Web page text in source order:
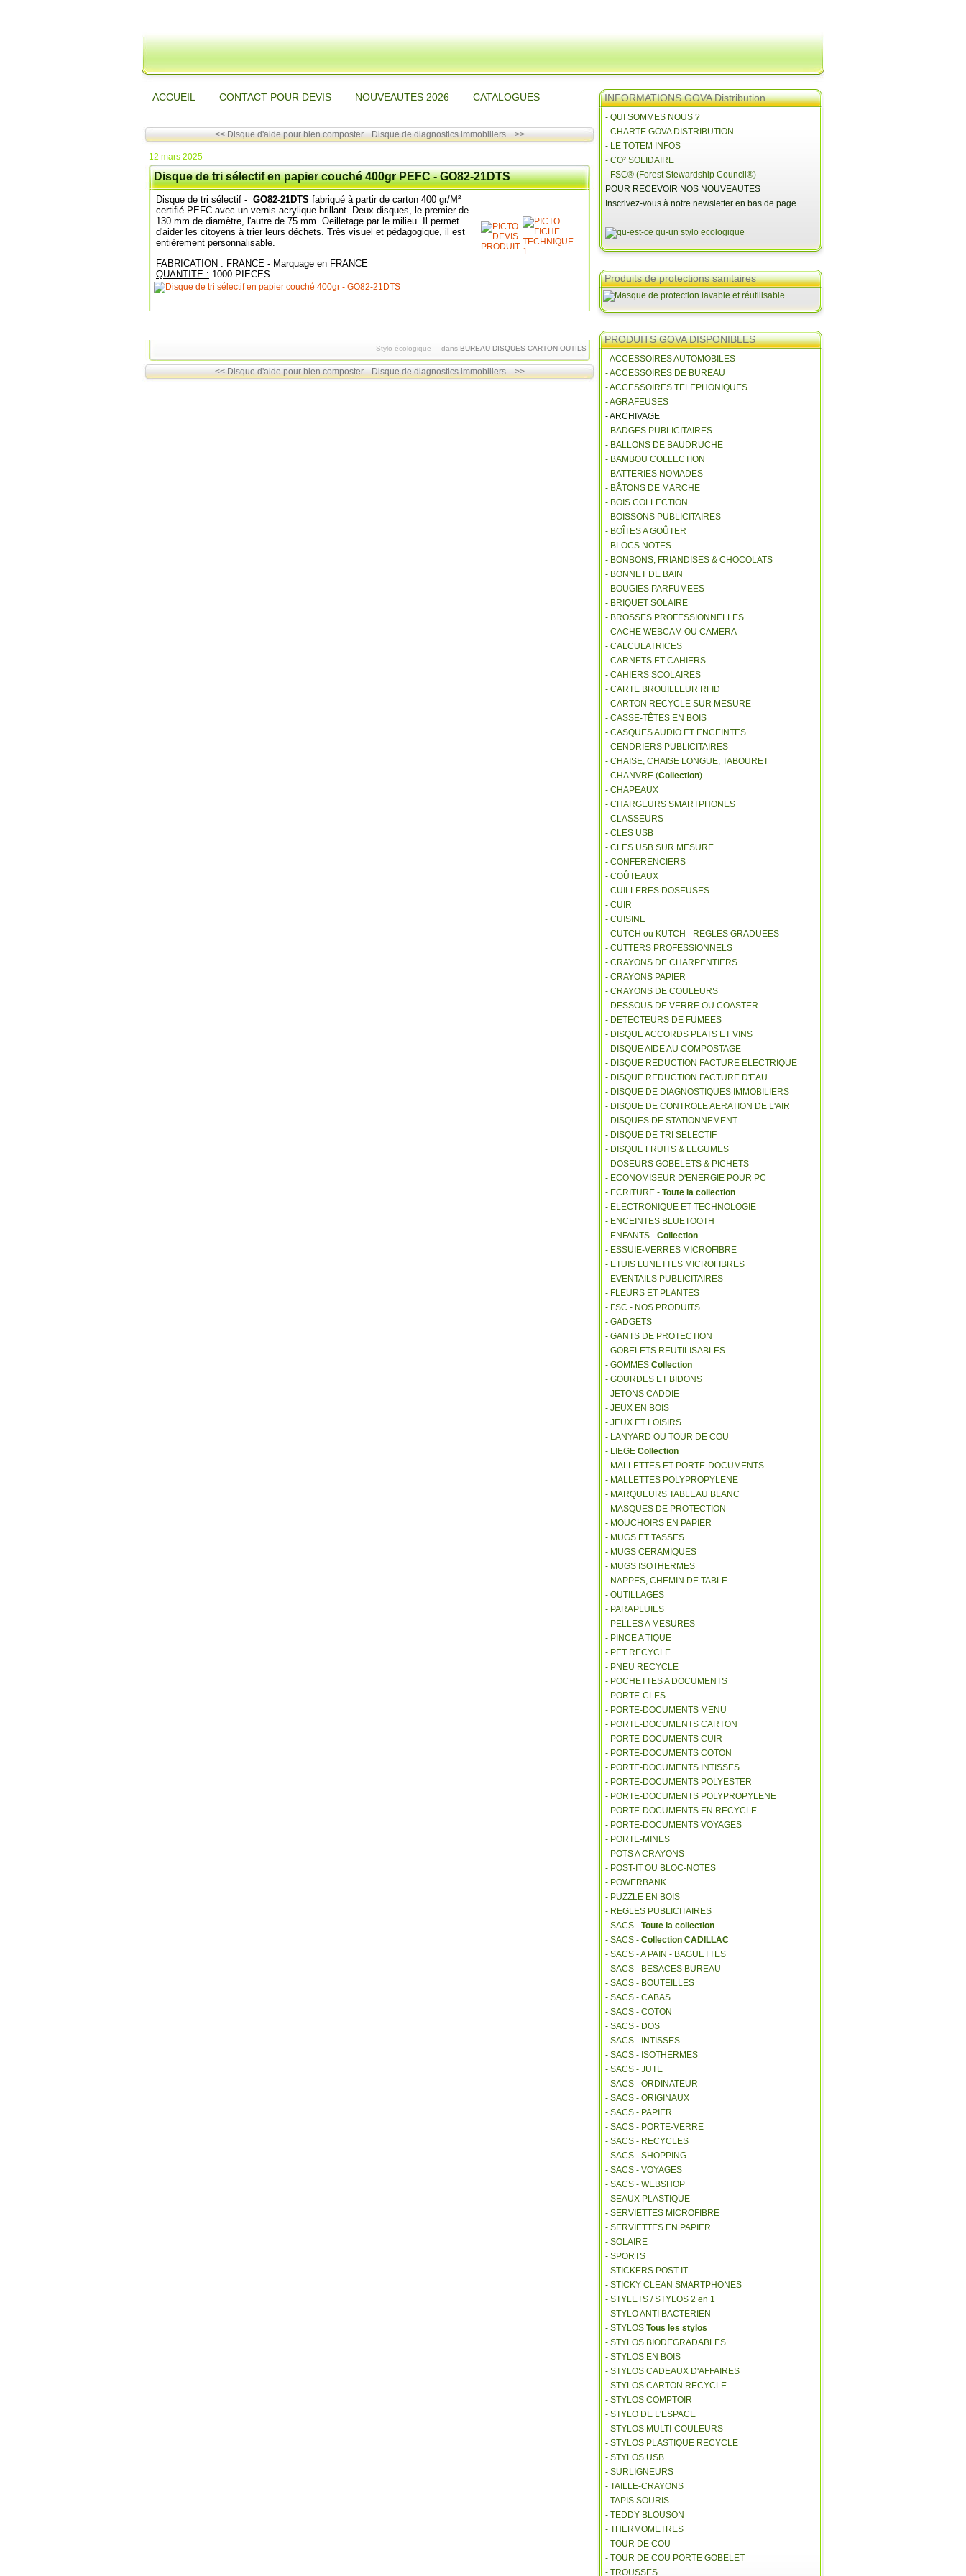
ACCUEIL CONTACT POUR DEVIS NOUVEAUTES 2026 CATALOGUES
<< Disque d'aide pour bien composter... Disque de diagnostics immobiliers... >>
12 mars 2025
Disque de tri sélectif en papier couché 400gr PEFC - GO82-21DTS
Disque de tri sélectif - GO82-21DTS fabriqué à partir de carton 400 gr/M²
certifié PEFC avec un vernis acrylique brillant. Deux disques, le premier de
130 mm de diamètre, l'autre de 75 mm. Oeilletage par le milieu. Il permet
d'aider les citoyens à trier leurs déchets. Très visuel et pédagogique, il est
entièrement personnalisable.
FABRICATION : FRANCE - Marquage en FRANCE
QUANTITE : 1000 PIECES.
Stylo écologique - dans BUREAU DISQUES CARTON OUTILS
<< Disque d'aide pour bien composter... Disque de diagnostics immobiliers... >>
INFORMATIONS GOVA Distribution
- QUI SOMMES NOUS ?
- CHARTE GOVA DISTRIBUTION
- LE TOTEM INFOS
- CO² SOLIDAIRE
- FSC® (Forest Stewardship Council®)
POUR RECEVOIR NOS NOUVEAUTES
Inscrivez-vous à notre newsletter en bas de page.
Produits de protections sanitaires
PRODUITS GOVA DISPONIBLES
- ACCESSOIRES AUTOMOBILES
- ACCESSOIRES DE BUREAU
- ACCESSOIRES TELEPHONIQUES
- AGRAFEUSES
- ARCHIVAGE
- BADGES PUBLICITAIRES
- BALLONS DE BAUDRUCHE
- BAMBOU COLLECTION
- BATTERIES NOMADES
- BÂTONS DE MARCHE
- BOIS COLLECTION
- BOISSONS PUBLICITAIRES
- BOÎTES A GOÛTER
- BLOCS NOTES
- BONBONS, FRIANDISES & CHOCOLATS
- BONNET DE BAIN
- BOUGIES PARFUMEES
- BRIQUET SOLAIRE
- BROSSES PROFESSIONNELLES
- CACHE WEBCAM OU CAMERA
- CALCULATRICES
- CARNETS ET CAHIERS
- CAHIERS SCOLAIRES
- CARTE BROUILLEUR RFID
- CARTON RECYCLE SUR MESURE
- CASSE-TÊTES EN BOIS
- CASQUES AUDIO ET ENCEINTES
- CENDRIERS PUBLICITAIRES
- CHAISE, CHAISE LONGUE, TABOURET
- CHANVRE (Collection)
- CHAPEAUX
- CHARGEURS SMARTPHONES
- CLASSEURS
- CLES USB
- CLES USB SUR MESURE
- CONFERENCIERS
- COÛTEAUX
- CUILLERES DOSEUSES
- CUIR
- CUISINE
- CUTCH ou KUTCH - REGLES GRADUEES
- CUTTERS PROFESSIONNELS
- CRAYONS DE CHARPENTIERS
- CRAYONS PAPIER
- CRAYONS DE COULEURS
- DESSOUS DE VERRE OU COASTER
- DETECTEURS DE FUMEES
- DISQUE ACCORDS PLATS ET VINS
- DISQUE AIDE AU COMPOSTAGE
- DISQUE REDUCTION FACTURE ELECTRIQUE
- DISQUE REDUCTION FACTURE D'EAU
- DISQUE DE DIAGNOSTIQUES IMMOBILIERS
- DISQUE DE CONTROLE AERATION DE L'AIR
- DISQUES DE STATIONNEMENT
- DISQUE DE TRI SELECTIF
- DISQUE FRUITS & LEGUMES
- DOSEURS GOBELETS & PICHETS
- ECONOMISEUR D'ENERGIE POUR PC
- ECRITURE - Toute la collection
- ELECTRONIQUE ET TECHNOLOGIE
- ENCEINTES BLUETOOTH
- ENFANTS - Collection
- ESSUIE-VERRES MICROFIBRE
- ETUIS LUNETTES MICROFIBRES
- EVENTAILS PUBLICITAIRES
- FLEURS ET PLANTES
- FSC - NOS PRODUITS
- GADGETS
- GANTS DE PROTECTION
- GOBELETS REUTILISABLES
- GOMMES Collection
- GOURDES ET BIDONS
- JETONS CADDIE
- JEUX EN BOIS
- JEUX ET LOISIRS
- LANYARD OU TOUR DE COU
- LIEGE Collection
- MALLETTES ET PORTE-DOCUMENTS
- MALLETTES POLYPROPYLENE
- MARQUEURS TABLEAU BLANC
- MASQUES DE PROTECTION
- MOUCHOIRS EN PAPIER
- MUGS ET TASSES
- MUGS CERAMIQUES
- MUGS ISOTHERMES
- NAPPES, CHEMIN DE TABLE
- OUTILLAGES
- PARAPLUIES
- PELLES A MESURES
- PINCE A TIQUE
- PET RECYCLE
- PNEU RECYCLE
- POCHETTES A DOCUMENTS
- PORTE-CLES
- PORTE-DOCUMENTS MENU
- PORTE-DOCUMENTS CARTON
- PORTE-DOCUMENTS CUIR
- PORTE-DOCUMENTS COTON
- PORTE-DOCUMENTS INTISSES
- PORTE-DOCUMENTS POLYESTER
- PORTE-DOCUMENTS POLYPROPYLENE
- PORTE-DOCUMENTS EN RECYCLE
- PORTE-DOCUMENTS VOYAGES
- PORTE-MINES
- POTS A CRAYONS
- POST-IT OU BLOC-NOTES
- POWERBANK
- PUZZLE EN BOIS
- REGLES PUBLICITAIRES
- SACS - Toute la collection
- SACS - Collection CADILLAC
- SACS - A PAIN - BAGUETTES
- SACS - BESACES BUREAU
- SACS - BOUTEILLES
- SACS - CABAS
- SACS - COTON
- SACS - DOS
- SACS - INTISSES
- SACS - ISOTHERMES
- SACS - JUTE
- SACS - ORDINATEUR
- SACS - ORIGINAUX
- SACS - PAPIER
- SACS - PORTE-VERRE
- SACS - RECYCLES
- SACS - SHOPPING
- SACS - VOYAGES
- SACS - WEBSHOP
- SEAUX PLASTIQUE
- SERVIETTES MICROFIBRE
- SERVIETTES EN PAPIER
- SOLAIRE
- SPORTS
- STICKERS POST-IT
- STICKY CLEAN SMARTPHONES
- STYLETS / STYLOS 2 en 1
- STYLO ANTI BACTERIEN
- STYLOS Tous les stylos
- STYLOS BIODEGRADABLES
- STYLOS EN BOIS
- STYLOS CADEAUX D'AFFAIRES
- STYLOS CARTON RECYCLE
- STYLOS COMPTOIR
- STYLO DE L'ESPACE
- STYLOS MULTI-COULEURS
- STYLOS PLASTIQUE RECYCLE
- STYLOS USB
- SURLIGNEURS
- TAILLE-CRAYONS
- TAPIS SOURIS
- TEDDY BLOUSON
- THERMOMETRES
- TOUR DE COU
- TOUR DE COU PORTE GOBELET
- TROUSSES